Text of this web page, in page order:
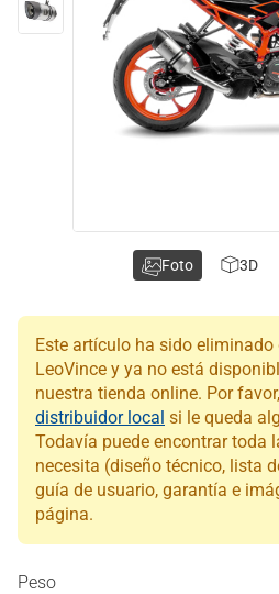
Este artículo ha sido
LeoVince y ya no está
nuestra tienda online. Por
distribuidor local si le queda
Todavía puede encontrar toda
necesita (diseño técnico, lista
guía de usuario, garantía e
página.
Peso
Foto 3D